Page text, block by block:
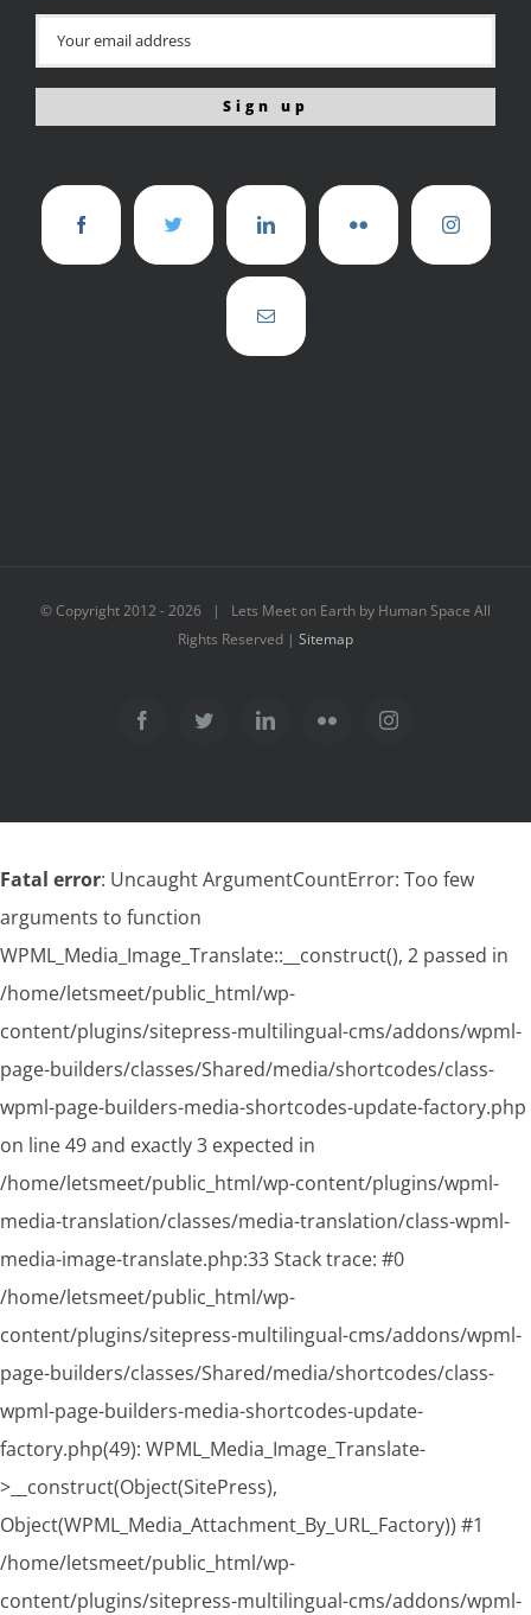
© Copyright 2012 -2026 | Lets Meet on Earth by Human Space All
Rights Reserved | Sitemap
FacebookTwitter LinkedInFlickr Instagram
Fatal error: Uncaught ArgumentCountError: Too few
arguments to function
WPML_Media_Image_Translate::__construct(), 2 passed in
/home/letsmeet/public_html/wp-
content/plugins/sitepress-multilingual-cms/addons/wpml-
page-builders/classes/Shared/media/shortcodes/class-
wpml-page-builders-media-shortcodes-update-factory.php
on line 49 and exactly 3 expected in
/home/letsmeet/public_html/wp-content/plugins/wpml-
media-translation/classes/media-translation/class-wpml-
media-image-translate.php:33 Stack trace: #0
/home/letsmeet/public_html/wp-
content/plugins/sitepress-multilingual-cms/addons/wpml-
page-builders/classes/Shared/media/shortcodes/class-
wpml-page-builders-media-shortcodes-update-
factory.php(49): WPML_Media_Image_Translate-
>__construct(Object(SitePress),
Object(WPML_Media_Attachment_By_URL_Factory)) #1
/home/letsmeet/public_html/wp-
content/plugins/sitepress-multilingual-cms/addons/wpml-